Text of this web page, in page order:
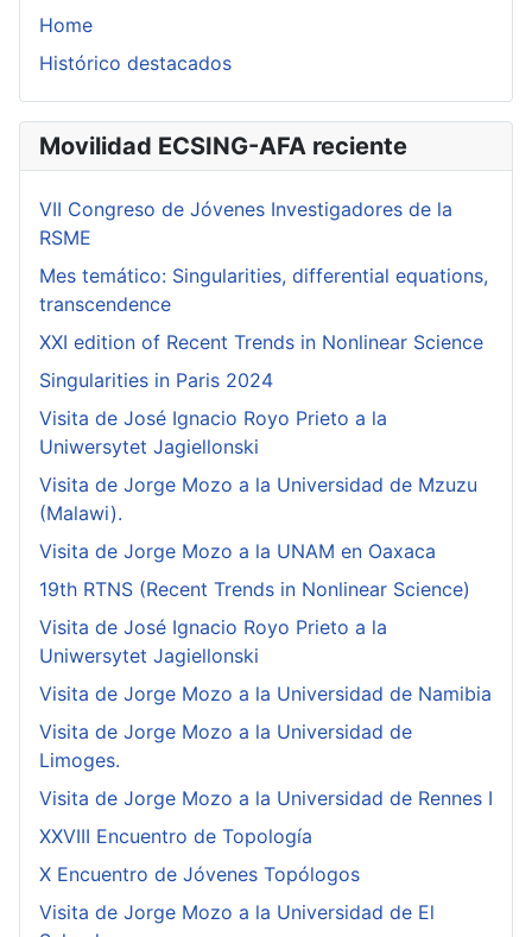
Home
Histórico destacados
Movilidad ECSING-AFA reciente
VII Congreso de Jóvenes Investigadores de la
RSME
Mes temático: Singularities, differential equations,
transcendence
XXI edition of Recent Trends in Nonlinear Science
Singularities in Paris 2024
Visita de José Ignacio Royo Prieto a la
Uniwersytet Jagiellonski
Visita de Jorge Mozo a la Universidad de Mzuzu
(Malawi).
Visita de Jorge Mozo a la UNAM en Oaxaca
19th RTNS (Recent Trends in Nonlinear Science)
Visita de José Ignacio Royo Prieto a la
Uniwersytet Jagiellonski
Visita de Jorge Mozo a la Universidad de Namibia
Visita de Jorge Mozo a la Universidad de
Limoges.
Visita de Jorge Mozo a la Universidad de Rennes I
XXVIII Encuentro de Topología
X Encuentro de Jóvenes Topólogos
Visita de Jorge Mozo a la Universidad de El